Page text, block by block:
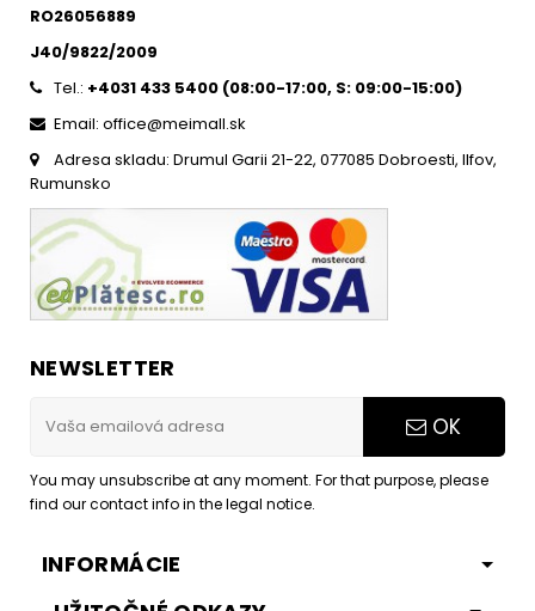
RO26056889
J40/9822/2009
Tel.: +4031 433 5400 (08:00-17:00, S: 09:00-15:00)
Email: office@meimall.sk
Adresa skladu: Drumul Garii 21-22, 077085 Dobroesti, Ilfov,
Rumunsko
NEWSLETTER
OK
You may unsubscribe at any moment. For that purpose, please
find our contact info in the legal notice.
INFORMÁCIE